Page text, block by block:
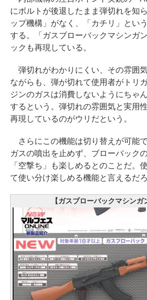
にボルトが後退したまま弾切れを知
ップ機構」がなく、「カチリ」とい
する。「ガスブローバックマシンガ
ックも再現している。
弾切れがわかりにくい、その雰囲
ながらも、弾が切れて使用者がトリ
ジンのガスは消費しないようにちゃ
するという。弾切れの雰囲気と実用
再現しているのがウリだという。
さらにこの機能は切り替えが可能
ガスの噴出を止めず、ブローバック
「空撃ち」も楽しめるとのことだ。
て使い分け楽しめる機能と言えるだろ
【ガスブローバックマシンガ